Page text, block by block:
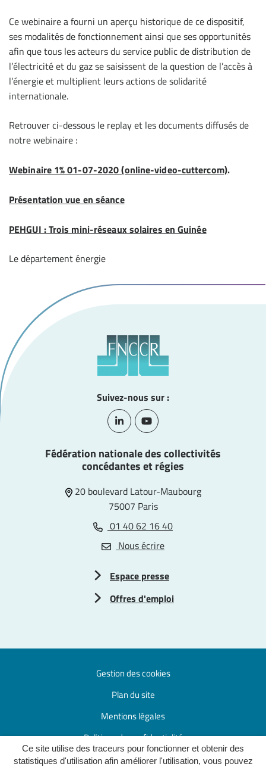
Ce site utilise des traceurs pour fonctionner et obtenir des
statistiques d'utilisation afin améliorer l'utilisation, vous pouvez
Ce webinaire a fourni un aperçu historique de ce dispositif,
ses modalités de fonctionnement ainsi que ses opportunités
afin que tous les acteurs du service public de distribution de
l’électricité et du gaz se saisissent de la question de l’accès à
l’énergie et multiplient leurs actions de solidarité
internationale.
Retrouver ci-dessous le replay et les documents diffusés de
notre webinaire :
Webinaire 1% 01-07-2020 (online-video-cuttercom).
Présentation vue en séance
PEHGUI : Trois mini-réseaux solaires en Guinée
Le département énergie
Suivez-nous sur :
Lien vers le compte Linkedin
Lien vers la chaîne Youtube
Fédération nationale des collectivités
concédantes et régies
20 boulevard Latour-Maubourg
75007 Paris
01 40 62 16 40
Nous écrire
Espace presse
Offres d'emploi
Gestion des cookies
Plan du site
Mentions légales
Politique de confidentialité
Accessibilité : partiellement conforme